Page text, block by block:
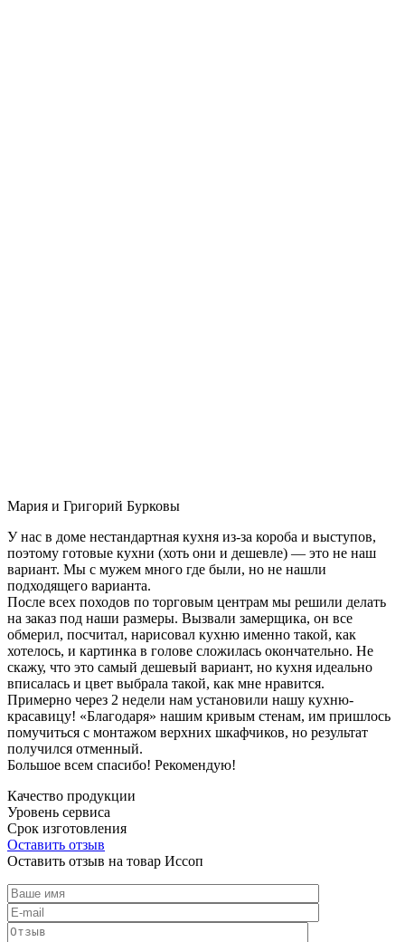
Мария и Григорий Бурковы
У нас в доме нестандартная кухня из-за короба и выступов,
поэтому готовые кухни (хоть они и дешевле) — это не наш
вариант. Мы с мужем много где были, но не нашли
подходящего варианта.
После всех походов по торговым центрам мы решили делать
на заказ под наши размеры. Вызвали замерщика, он все
обмерил, посчитал, нарисовал кухню именно такой, как
хотелось, и картинка в голове сложилась окончательно. Не
скажу, что это самый дешевый вариант, но кухня идеально
вписалась и цвет выбрала такой, как мне нравится.
Примерно через 2 недели нам установили нашу кухню-
красавицу! «Благодаря» нашим кривым стенам, им пришлось
помучиться с монтажом верхних шкафчиков, но результат
получился отменный.
Большое всем спасибо! Рекомендую!
Качество продукции
Уровень сервиса
Срок изготовления
Оставить отзыв
Оставить отзыв на товар Иссоп